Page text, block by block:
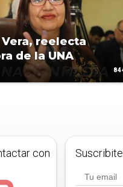
reelecta
de la UNA
con